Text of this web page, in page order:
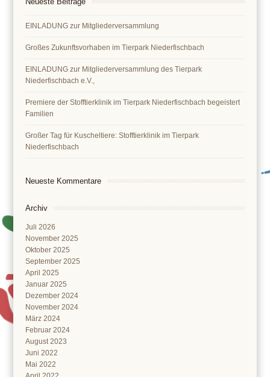
EINLADUNG zur Mitgliederversammlung
Großes Zukunftsvorhaben im Tierpark Niederfischbach
EINLADUNG zur Mitgliederversammlung des Tierpark
Niederfischbach e.V.,
Premiere der Stofftierklinik im Tierpark Niederfischbach begeistert
Familien
Großer Tag für Kuscheltiere: Stofftierklinik im Tierpark
Niederfischbach
Neueste Kommentare
Archiv
Juli 2026
November 2025
Oktober 2025
September 2025
April 2025
Januar 2025
Dezember 2024
November 2024
März 2024
Februar 2024
August 2023
Juni 2022
Mai 2022